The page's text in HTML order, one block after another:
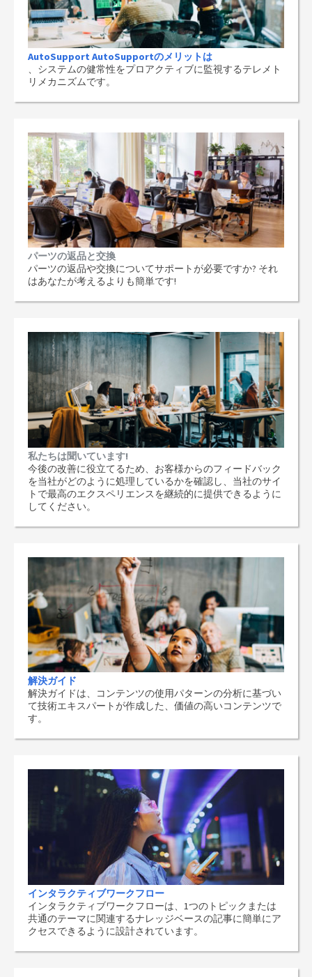
AutoSupport AutoSupportのメリットは
、システムの健常性をプロアクティブに監視するテレメト
リメカニズムです。
パーツの返品と交換
パーツの返品や交換についてサポートが必要ですか? それ
はあなたが考えるよりも簡単です!
私たちは聞いています!
今後の改善に役立てるため、お客様からのフィードバック
を当社がどのように処理しているかを確認し、当社のサイ
トで最高のエクスペリエンスを継続的に提供できるように
してください。
解決ガイド
解決ガイドは、コンテンツの使用パターンの分析に基づい
て技術エキスパートが作成した、価値の高いコンテンツで
す。
インタラクティブワークフロー
インタラクティブワークフローは、1つのトピックまたは
共通のテーマに関連するナレッジベースの記事に簡単にア
クセスできるように設計されています。